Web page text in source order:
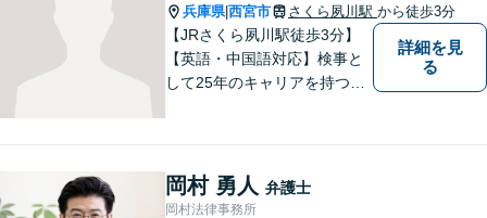
兵庫県|西宮市 さくら夙川駅 から徒歩3分
【JRさくら夙川駅徒歩3分】
【英語・中国語対応】検事と
して25年のキャリアを持つ弁
ります。まずはご相談へお越
しください【完全個室対応】
詳細を見
る
岡村 勇人 弁護士
岡村法律事務所